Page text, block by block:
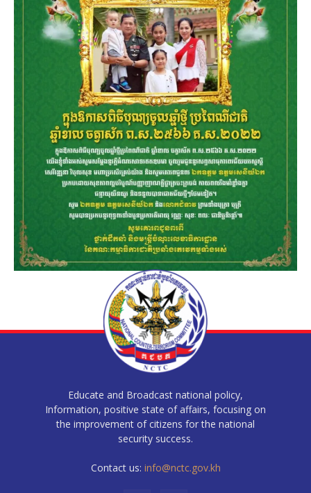
Educate and Broadcast national policy,
Information, positive state of affairs, focusing on
the improvement of citizens for the national
security success.
Contact us: info@nctc.gov.kh